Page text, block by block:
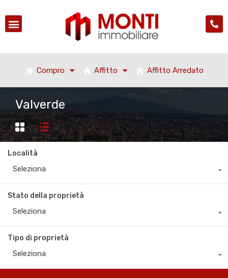
Compro Affitto Affitto Arredato
Valverde
Località
Seleziona
Stato della proprietà
Seleziona
Tipo di proprietà
Seleziona